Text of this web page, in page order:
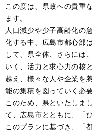
この度は、県政への貴重
ます。
人口減少や少子高齢化の
化する中、広島市都心部
して、県全体、さらには
いく、活力と求心力の核
越え、様々な人や企業を
能の集積を図っていく必
このため、県といたしま
て、広島市とともに、「
このプランに基づき、「